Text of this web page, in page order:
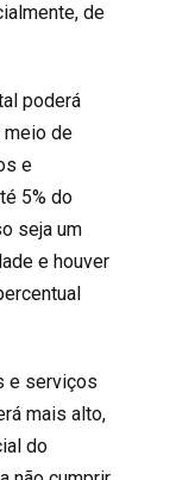
de
poderá
meio de
e
5% do
seja um
e houver
e serviços
mais alto,
do